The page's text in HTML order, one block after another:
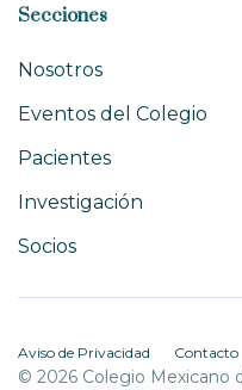
Secciones
Nosotros
Eventos del Colegio
Pacientes
Investigación
Socios
Aviso de Privacidad Contacto
© 2026 Colegio Mexicano